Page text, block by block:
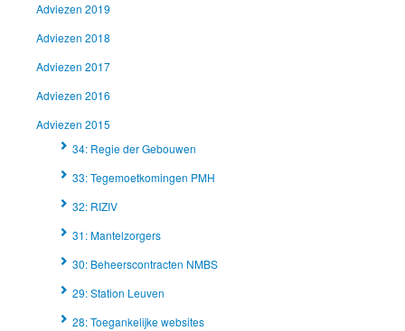
Adviezen 2019
Adviezen 2018
Adviezen 2017
Adviezen 2016
Adviezen 2015
34: Regie der Gebouwen
33: Tegemoetkomingen PMH
32: RIZIV
31: Mantelzorgers
30: Beheerscontracten NMBS
29: Station Leuven
28: Toegankelijke websites